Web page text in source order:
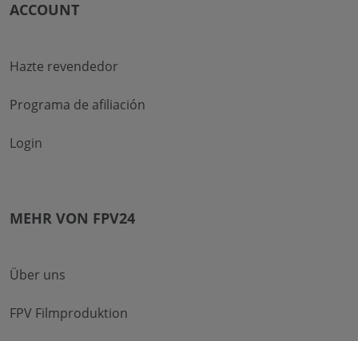
ACCOUNT
Hazte revendedor
Programa de afiliación
Login
MEHR VON FPV24
Über uns
FPV Filmproduktion